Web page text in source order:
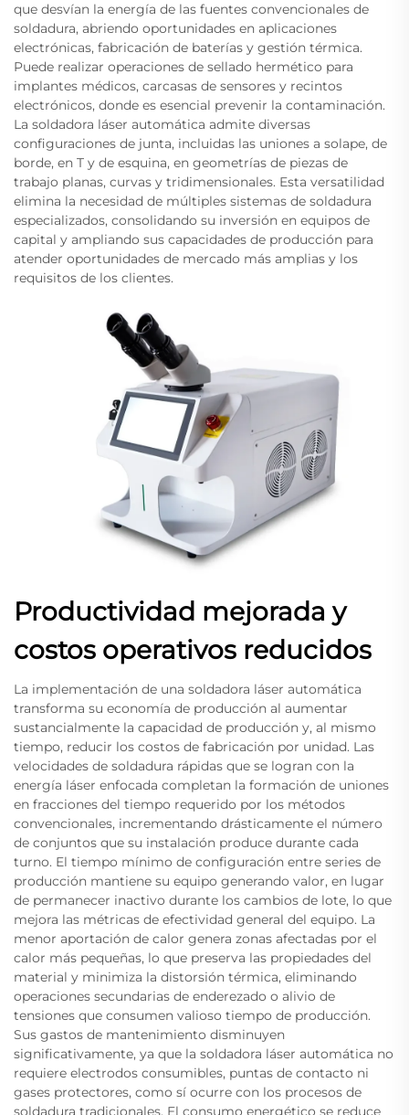
que desvían la energía de las fuentes convencionales de
soldadura, abriendo oportunidades en aplicaciones
electrónicas, fabricación de baterías y gestión térmica.
Puede realizar operaciones de sellado hermético para
implantes médicos, carcasas de sensores y recintos
electrónicos, donde es esencial prevenir la contaminación.
La soldadora láser automática admite diversas
configuraciones de junta, incluidas las uniones a solape, de
borde, en T y de esquina, en geometrías de piezas de
trabajo planas, curvas y tridimensionales. Esta versatilidad
elimina la necesidad de múltiples sistemas de soldadura
especializados, consolidando su inversión en equipos de
capital y ampliando sus capacidades de producción para
atender oportunidades de mercado más amplias y los
requisitos de los clientes.
Productividad mejorada y
costos operativos reducidos
La implementación de una soldadora láser automática
transforma su economía de producción al aumentar
sustancialmente la capacidad de producción y, al mismo
tiempo, reducir los costos de fabricación por unidad. Las
velocidades de soldadura rápidas que se logran con la
energía láser enfocada completan la formación de uniones
en fracciones del tiempo requerido por los métodos
convencionales, incrementando drásticamente el número
de conjuntos que su instalación produce durante cada
turno. El tiempo mínimo de configuración entre series de
producción mantiene su equipo generando valor, en lugar
de permanecer inactivo durante los cambios de lote, lo que
mejora las métricas de efectividad general del equipo. La
menor aportación de calor genera zonas afectadas por el
calor más pequeñas, lo que preserva las propiedades del
material y minimiza la distorsión térmica, eliminando
operaciones secundarias de enderezado o alivio de
tensiones que consumen valioso tiempo de producción.
Sus gastos de mantenimiento disminuyen
significativamente, ya que la soldadora láser automática no
requiere electrodos consumibles, puntas de contacto ni
gases protectores, como sí ocurre con los procesos de
soldadura tradicionales. El consumo energético se reduce